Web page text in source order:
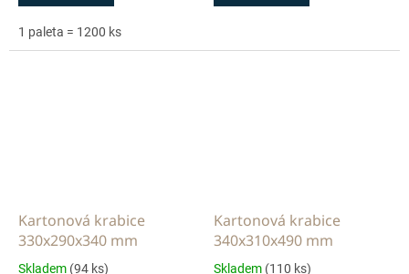
1 paleta = 1200 ks
Kartonová krabice
330x290x340 mm
Skladem (94 ks)
Kartonová krabice
340x310x490 mm
Skladem (110 ks)